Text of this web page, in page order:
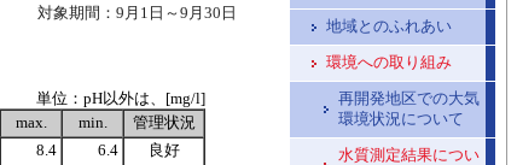
対象期間：9月1日～9月30日
単位：pH以外は、[mg/l]
max. min.
管理状況
8.4 6.4 良好
地域とのふれあい
環境への取り組み
再開発地区での大気
環境状況について
水質測定結果につい